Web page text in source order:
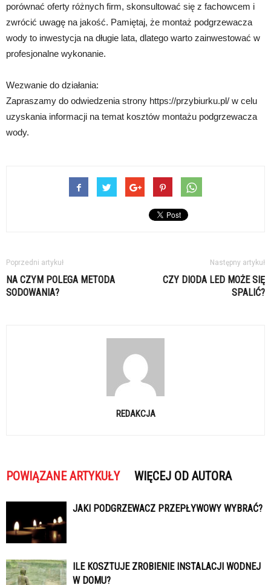
porównać oferty różnych firm, skonsultować się z fachowcem i
zwrócić uwagę na jakość. Pamiętaj, że montaż podgrzewacza
wody to inwestycja na długie lata, dlatego warto zainwestować w
profesjonalne wykonanie.
Wezwanie do działania:
Zapraszamy do odwiedzenia strony https://przybiurku.pl/ w celu
uzyskania informacji na temat kosztów montażu podgrzewacza
wody.
Poprzedni artykuł
NA CZYM POLEGA METODA
SODOWANIA?
Następny artykuł
CZY DIODA LED MOŻE SIĘ
SPALIĆ?
REDAKCJA
POWIĄZANE ARTYKUŁY WIĘCEJ OD AUTORA
JAKI PODGRZEWACZ PRZEPŁYWOWY WYBRAĆ?
ILE KOSZTUJE ZROBIENIE INSTALACJI WODNEJ
W DOMU?